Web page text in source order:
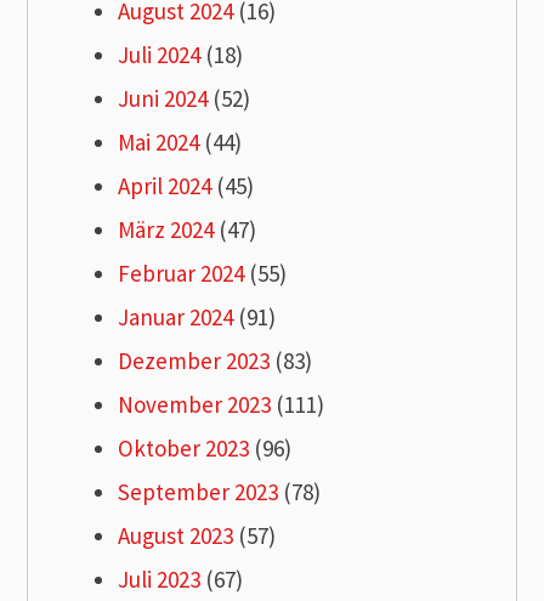
August 2024(16)
Juli 2024(18)
Juni 2024(52)
Mai 2024(44)
April 2024(45)
März 2024(47)
Februar 2024(55)
Januar 2024(91)
Dezember 2023 (83)
November 2023 (111)
Oktober 2023 (96)
September 2023 (78)
August 2023 (57)
Juli 2023 (67)